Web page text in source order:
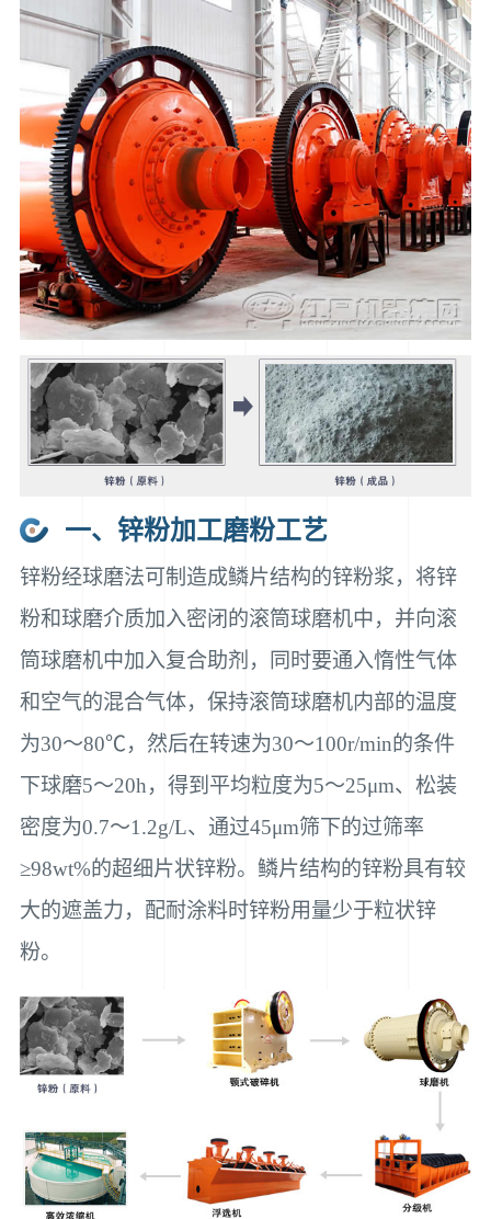
一、锌粉加工磨粉工艺
锌粉经球磨法可制造成鳞片结构的锌粉浆，将锌
粉和球磨介质加入密闭的滚筒球磨机中，并向滚
筒球磨机中加入复合助剂，同时要通入惰性气体
和空气的混合气体，保持滚筒球磨机内部的温度
为30～80℃，然后在转速为30～100r/min的条件
下球磨5～20h，得到平均粒度为5～25μm、松装
密度为0.7～1.2g/L、通过45μm筛下的过筛率
≥98wt%的超细片状锌粉。鳞片结构的锌粉具有较
大的遮盖力，配耐涂料时锌粉用量少于粒状锌
粉。